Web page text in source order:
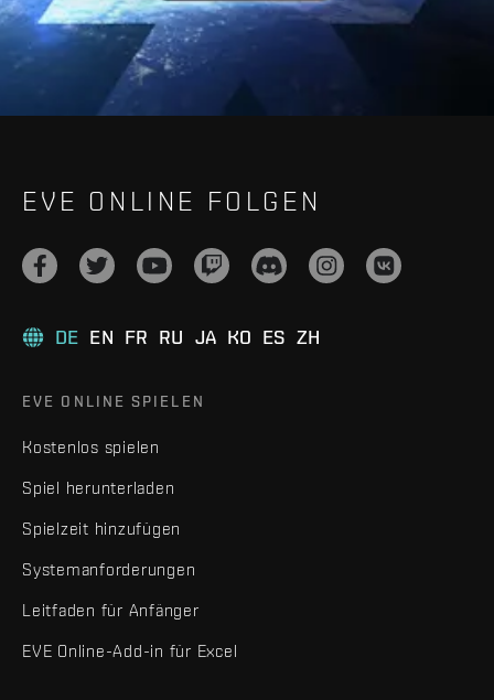
EVE ONLINE FOLGEN
DE EN FR RU JA KO ES ZH
EVE ONLINE SPIELEN
Kostenlos spielen
Spiel herunterladen
Spielzeit hinzufügen
Systemanforderungen
Leitfaden für Anfänger
EVE Online-Add-in für Excel